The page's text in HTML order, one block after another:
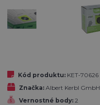
Kód produktu: KET-70626
Značka: Albert Kerbl GmbH
Vernostné body: 2